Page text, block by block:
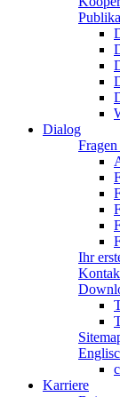
Dialog
Ihr
Karriere